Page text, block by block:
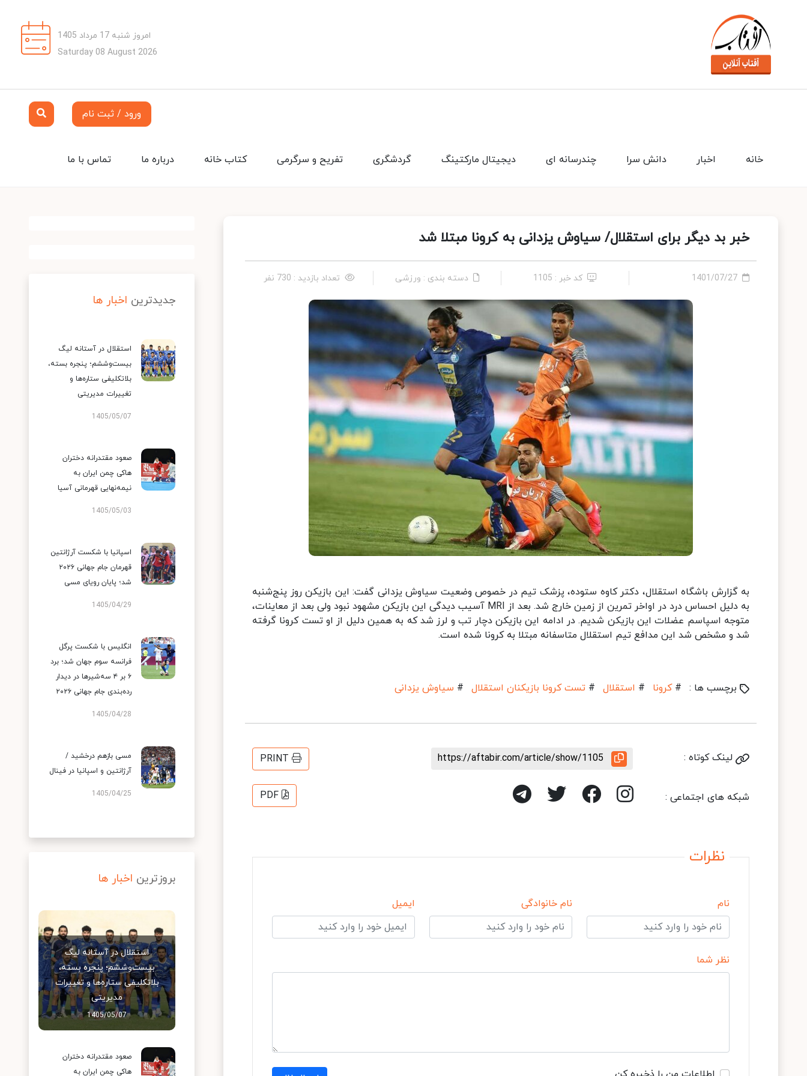
امروز شنبه 17 مرداد 1405
Saturday 08 August 2026
ورود / ثبت نام
تماس با ما درباره ما کتاب خانه تفریح و سرگرمی گردشگری دیجیتال مارکتینگ چندرسانه ای دانش سرا اخبار خانه
خبر بد دیگر برای استقلال/ سیاوش یزدانی به کرونا مبتلا شد
1401/07/27 کد خبر : 1105 دسته بندی : ورزشی تعداد بازدید : 730 نفر
به گزارش باشگاه استقلال، دکتر کاوه ستوده، پزشک تیم در خصوص وضعیت سیاوش یزدانی گفت: این بازیکن روز پنج‌شنبه
به دلیل احساس درد در اواخر تمرین از زمین خارج شد. بعد از MRI آسیب دیدگی این بازیکن مشهود نبود ولی بعد از معاینات،
متوجه اسپاسم عضلات این بازیکن شدیم. در ادامه این بازیکن دچار تب و لرز شد که به همین دلیل از او تست کرونا گرفته
شد و مشخص شد این مدافع تیم استقلال متاسفانه مبتلا به کرونا شده است.
برچسب ها : # کرونا # استقلال # تست کرونا بازیکنان استقلال # سیاوش یزدانی
لینک کوتاه : https://aftabir.com/article/show/1105
PRINT
شبکه های اجتماعی : PDF
نظرات
نام نام خانوادگی ایمیل
نظر شما
جدیدترین اخبار ها
استقلال در آستانه لیگ
بیست‌وششم؛ پنجره بسته،
بلاتکلیفی ستاره‌ها و
تغییرات مدیریتی
1405/05/07
صعود مقتدرانه دختران
هاکی چمن ایران به
نیمه‌نهایی قهرمانی آسیا
1405/05/03
اسپانیا با شکست آرژانتین
قهرمان جام جهانی ۲۰۲۶
شد؛ پایان رویای مسی
1405/04/29
انگلیس با شکست پرگل
فرانسه سوم جهان شد؛ برد
۶ بر ۴ سه‌شیرها در دیدار
رده‌بندی جام جهانی ۲۰۲۶
1405/04/28
مسی بازهم درخشید /
آرژانتین و اسپانیا در فینال
1405/04/25
بروزترین اخبار ها
استقلال در آستانه لیگ
بیست‌وششم؛ پنجره بسته،
بلاتکلیفی ستاره‌ها و تغییرات
مدیریتی
1405/05/07
صعود مقتدرانه دختران
هاکی چمن ایران به